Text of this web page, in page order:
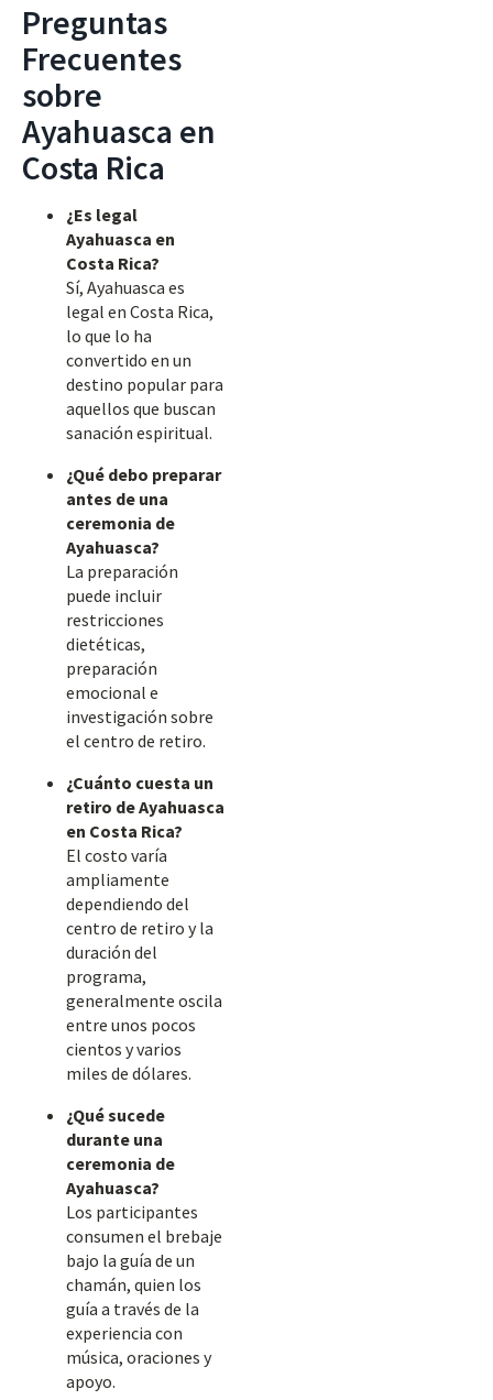
Preguntas
Frecuentes
sobre
Ayahuasca en
Costa Rica
¿Es legal
Ayahuasca en
Costa Rica?
Sí, Ayahuasca es
legal en Costa Rica,
lo que lo ha
convertido en un
destino popular para
aquellos que buscan
sanación espiritual.
¿Qué debo preparar
antes de una
ceremonia de
Ayahuasca?
La preparación
puede incluir
restricciones
dietéticas,
preparación
emocional e
investigación sobre
el centro de retiro.
¿Cuánto cuesta un
retiro de Ayahuasca
en Costa Rica?
El costo varía
ampliamente
dependiendo del
centro de retiro y la
duración del
programa,
generalmente oscila
entre unos pocos
cientos y varios
miles de dólares.
¿Qué sucede
durante una
ceremonia de
Ayahuasca?
Los participantes
consumen el brebaje
bajo la guía de un
chamán, quien los
guía a través de la
experiencia con
música, oraciones y
apoyo.